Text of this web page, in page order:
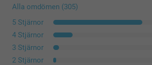
Alla omdömen (305)
5 Stjärnor
4 Stjärnor
3 Stjärnor
2 Stjärnor